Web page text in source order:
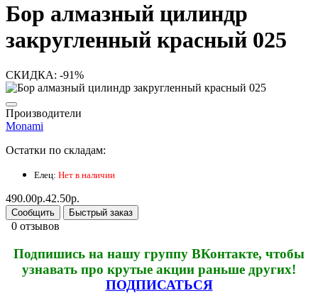
Бор алмазный цилиндр
закругленный красный 025
СКИДКА: -91%
Производители
Monami
Остатки по складам:
Елец: Нет в наличии
490.00р.42.50р.
Сообщить Быстрый заказ
0 отзывов
Подпишись на нашу группу ВКонтакте, чтобы
узнавать про крутые акции раньше других!
ПОДПИСАТЬСЯ